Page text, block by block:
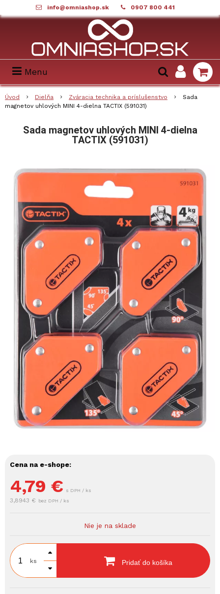
info@omniashop.sk 0907 800 441
Menu
Úvod Dielňa Zváracia technika a príslušenstvo
Sada
magnetov uhlových MINI 4-dielna TACTIX (591031)
Sada magnetov uhlových MINI 4-dielna
TACTIX (591031)
Cena na e-shope:
4,79 € s DPH / ks
3,8943 € bez DPH / ks
Nie je na sklade
ks Pridať do košíka